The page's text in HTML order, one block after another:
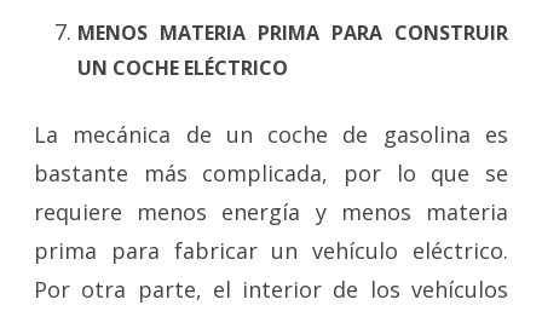
MENOS MATERIA PRIMA PARA CONSTRUIR
UN COCHE ELÉCTRICO
La mecánica de un coche de gasolina es
bastante más complicada, por lo que se
requiere menos energía y menos materia
prima para fabricar un vehículo eléctrico.
Por otra parte, el interior de los vehículos